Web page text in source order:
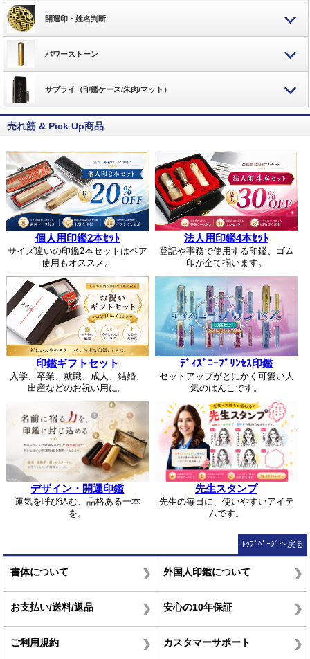
開運印・姓名判断
パワーストーン
サプライ（印鑑ケース/朱肉/マット）
売れ筋 & Pick Up商品
個人用印鑑2本ｾｯﾄ
サイズ違いの印鑑2本セットはペア
使用もオススメ。
法人用印鑑4本ｾｯﾄ
登記や事務で使用する印鑑、ゴム
印が全て揃います。
印鑑ギフトセット
入学、卒業、就職、成人、結婚、
出産などのお祝い用に。
ﾃﾞｨｽﾞﾆｰﾌﾟﾘﾝｾｽ印鑑
セットアップがとにかく可愛い人
気のはんこです。
デザイン・開運印鑑
運気を呼び込む、品格ある一本
を。
先生スタンプ
先生の毎日に、使いやすいアイテ
ムです。
ﾄｯﾌﾟﾍﾟｰｼﾞへ戻る
書体について 外国人印鑑について
お支払い/送料/返品 安心の10年保証
ご利用規約 カスタマーサポート